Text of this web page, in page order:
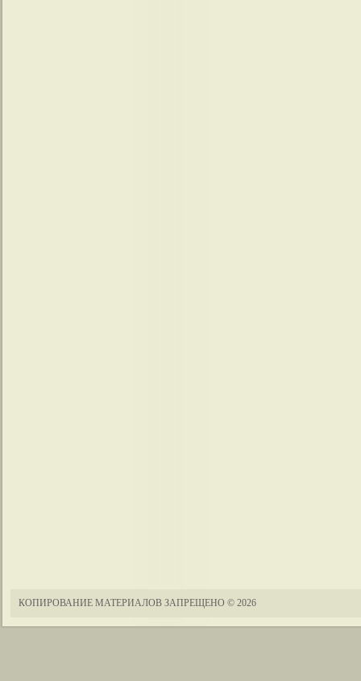
КОПИРОВАНИЕ МАТЕРИАЛОВ ЗАПРЕЩЕНО © 2026